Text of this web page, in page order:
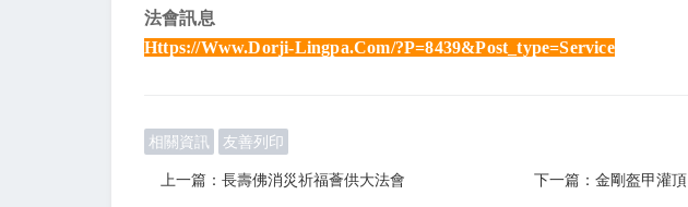
法會訊息
Https://www.dorji-Lingpa.com/?p=8439&post_type=service
相關資訊 友善列印
上一篇：長壽佛消災祈福薈供大法會 下一篇：金剛盔甲灌頂